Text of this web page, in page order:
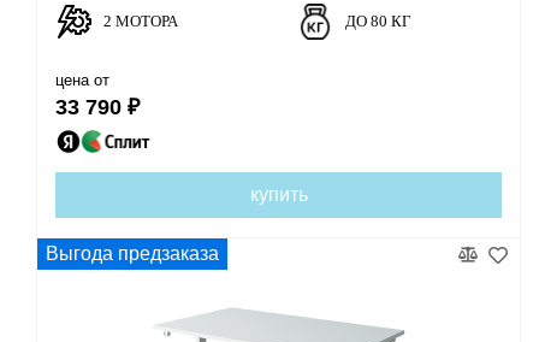
2 МОТОРА ДО 80 КГ
цена от
33 790 ₽
купить
Выгода предзаказа